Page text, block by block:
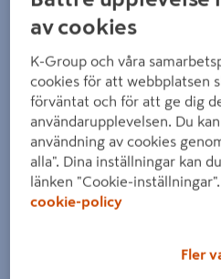
Föregående
av cookies
K-Group och våra
cookies för att webbplatsen
förväntat och för att ge dig
användarupplevelsen. Du
användning av cookies
alla". Dina inställningar kan
länken "Cookie-inställningar".
cookie-policy
Fler